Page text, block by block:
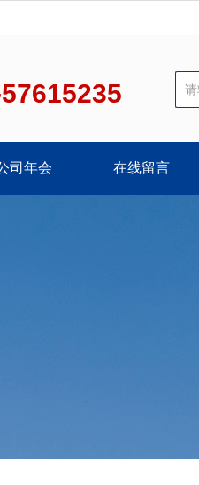
司年会 在线留言